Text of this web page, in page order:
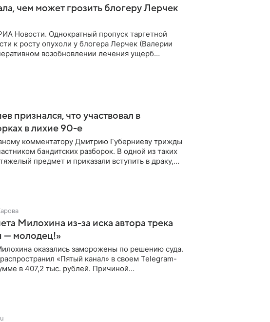
чем может грозить блогеру Лерчек
Новости. Однократный пропуск таргетной
к росту опухоли у блогера Лерчек (Валерии
возобновлении лечения ущерб
признался, что участвовал в
в лихие 90-е
комментатору Дмитрию Губерниеву трижды
бандитских разборок. В одной из таких
предмет и приказали вступить в драку,
Милохина из-за иска автора трека
— молодец!»
оказались заморожены по решению суда.
«Пятый канал» в своем Telegram-
в 407,2 тыс. рублей. Причиной